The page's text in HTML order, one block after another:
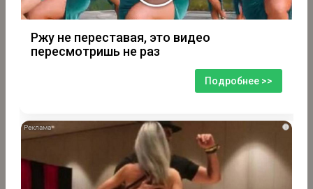
Ржу не переставая, это видео
пересмотришь не раз
Подробнее >>
i